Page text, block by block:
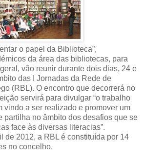
o papel da Biblioteca”,
da área das bibliotecas, para
vão reunir durante dois dias, 24 e
das I Jornadas da Rede de
(RBL). O encontro que decorrerá no
servirá para divulgar “o trabalho
vindo a ser realizado e promover um
partilha no âmbito dos desafios que se
face às diversas literacias”.
de 2012, a RBL é constituída por 14
no concelho.